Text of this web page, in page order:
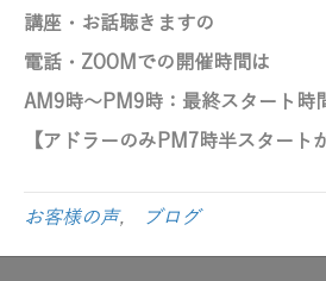
講座・お話聴きますの
電話・ZOOMでの開催時間は
AM9時～PM9時 ：最終スタート時
【アドラーのみ PM7時半スタート
お客様の声, ブログ